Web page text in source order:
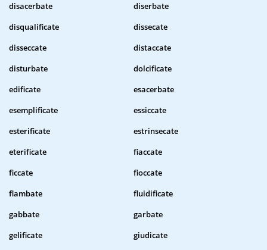
disacerbate
diserbate
disqualificate
dissecate
disseccate
distaccate
disturbate
dolcificate
edificate
esacerbate
esemplificate
essiccate
esterificate
estrinsecate
eterificate
fiaccate
ficcate
fioccate
flambate
fluidificate
gabbate
garbate
gelificate
giudicate